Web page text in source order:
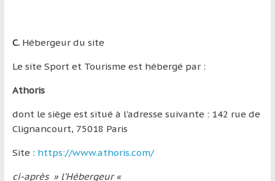
C.Hébergeur du site
Le site Sport et Tourisme est hébergé par :
Athoris
dont le siège est situé à l’adresse suivante : 142 rue de
Clignancourt, 75018 Paris
Site : https://www.athoris.com/
ci-après » l’Hébergeur «